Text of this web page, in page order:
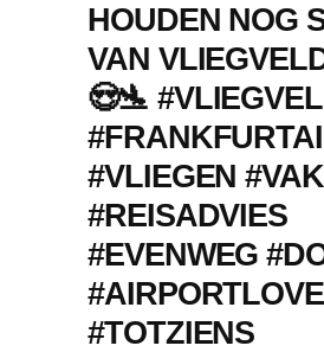
HOUDEN NOG
VAN
😍🛬
#VLIEGEN
#REISADVIES
#EVENWEG
#AIRPORTLOVE
#TOTZIENS